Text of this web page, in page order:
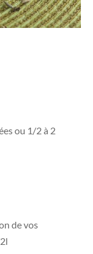
ou 1/2 à 2
de vos